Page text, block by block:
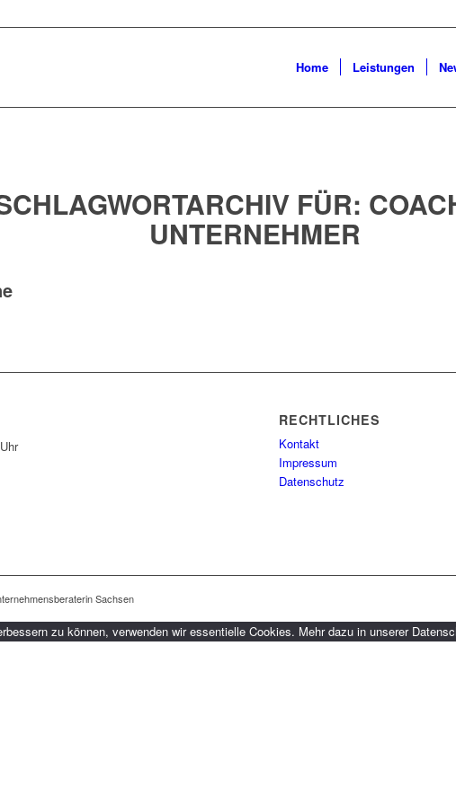
Home Leistungen
FÜR:
UNTERNEHMER
RECHTLICHES
Kontakt
Impressum
Datenschutz
Sachsen
zu können, verwenden wir essentielle Cookies. Mehr dazu in unserer